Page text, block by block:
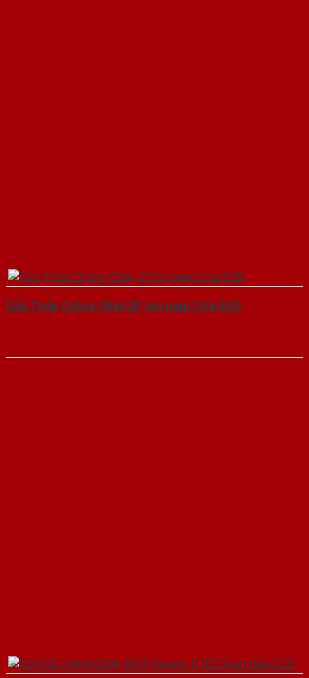
Cửa Thép Chống Cháy 2P tay nam Cửa-SGD